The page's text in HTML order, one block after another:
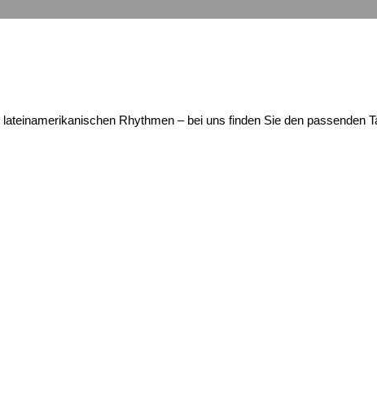
Rhythmen – bei uns finden Sie den passenden